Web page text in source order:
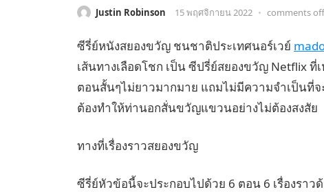
Justin Robinson 15 พฤศจิกายน 2022 • comments off
ซีรี่ย์หนังสยองขวัญ ชนชาติประเทศนอร์เวย์
เส้นทางเลือดโชก เป็น ซีปรี่ย์สยองขวัญ Netflix
ตอนสั้นๆไม่ยาวมากมาย แถมไม่มีความจำเป็นที่จ
ต้องทำให้ท่านอกสั่นขวัญแขวนอย่างไม่ต้องสงสัย
ทางที่เรื่องราวสยองขวัญ
ซีรี่ย์หัวข้อนี้จะประกอบไปด้วย 6 ตอน 6 เรื่องรา